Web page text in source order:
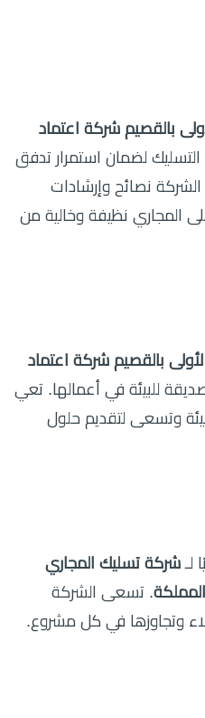
بالقصيم شركة اعتماد
لضمان استمرار تدفق
نصائح وإرشادات
المجاري نظيفة وخالية من
بالقصيم شركة اعتماد
للبيئة في أعمالها. تعي
وتسعى لتقديم حلول
لـ شركة تسليك المجاري
. تسعى الشركة
وتجاوزها في كل مشروع.